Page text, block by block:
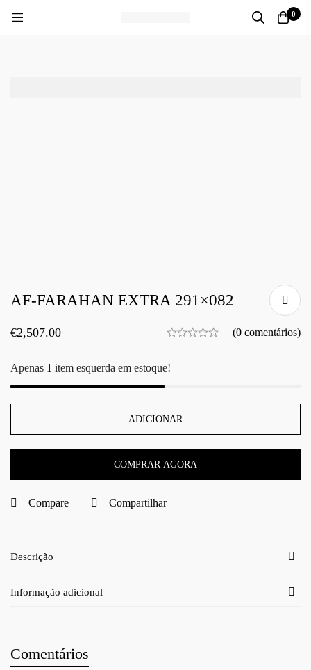
0
AF-FARAHAN EXTRA 291×082
€2,507.00 (0 comentários)
Apenas 1 item esquerda em estoque!
ADICIONAR
COMPRAR AGORA
Compare Compartilhar
Descrição
Informação adicional
Comentários